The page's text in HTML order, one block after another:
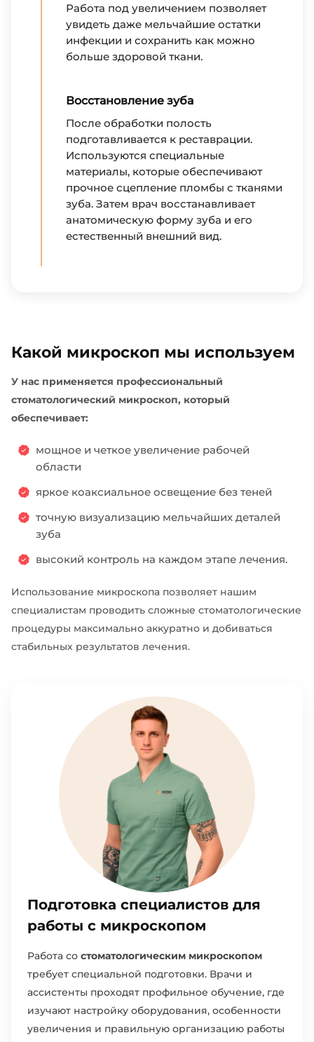
Работа под увеличением позволяет
увидеть даже мельчайшие остатки
инфекции и сохранить как можно
больше здоровой ткани.
Восстановление зуба
После обработки полость
подготавливается к реставрации.
Используются специальные
материалы, которые обеспечивают
прочное сцепление пломбы с тканями
зуба. Затем врач восстанавливает
анатомическую форму зуба и его
естественный внешний вид.
Какой микроскоп мы используем
У нас применяется профессиональный
стоматологический микроскоп, который
обеспечивает:
мощное и четкое увеличение рабочей
области
яркое коаксиальное освещение без теней
точную визуализацию мельчайших деталей
зуба
высокий контроль на каждом этапе лечения.
Использование микроскопа позволяет нашим
специалистам проводить сложные стоматологические
процедуры максимально аккуратно и добиваться
стабильных результатов лечения.
Подготовка специалистов для
работы с микроскопом
Работа со стоматологическим микроскопом
требует специальной подготовки. Врачи и
ассистенты проходят профильное обучение, где
изучают настройку оборудования, особенности
увеличения и правильную организацию работы